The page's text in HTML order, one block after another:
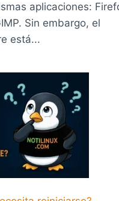
aplicaciones:
Sin embargo, el
está...